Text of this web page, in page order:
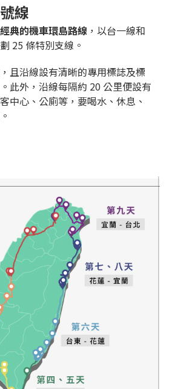
線
典的機車環島路線 ，以台一線和
25 條特別支線。
且沿線設有清晰的專用標誌及標
此外，沿線每隔約 20 公里便設有
中心、公廁等，要喝水、休息、